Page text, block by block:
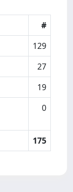
#
129
27
19
0
175